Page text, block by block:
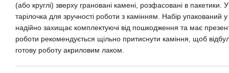
(або круглі) зверху грановані камені, розфасовані в пакетики.
тарілочка для зручності роботи з камінням. Набір упакований
надійно захищає комплектуючі від пошкодження та має
роботи рекомендується щільно притиснути каміння, щоб
готову роботу акриловим лаком.